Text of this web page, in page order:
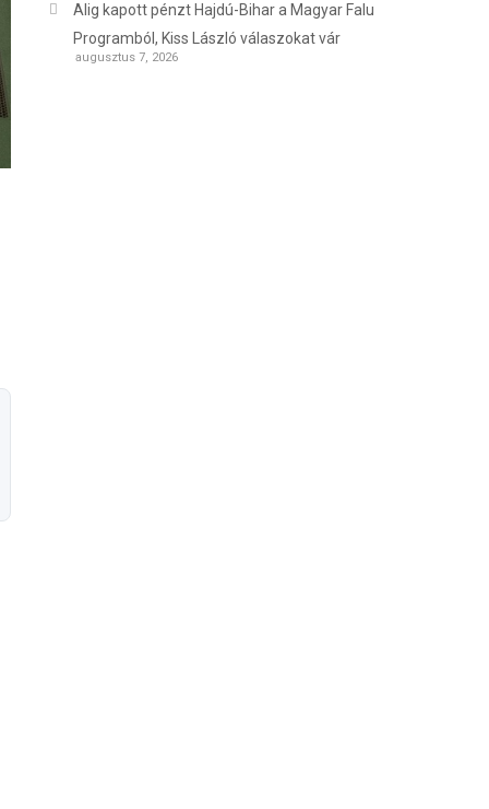
Alig kapott pénzt Hajdú-Bihar a Magyar Falu
Programból, Kiss László válaszokat vár
augusztus 7, 2026